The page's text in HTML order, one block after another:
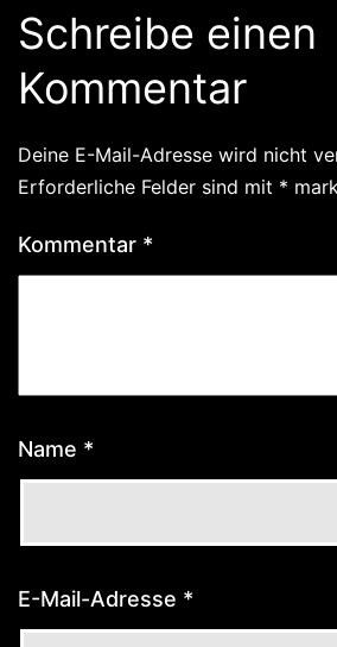
Schreibe einen
Kommentar
Deine E-Mail-Adresse wird nicht
Erforderliche Felder sind mit *
Kommentar *
Name *
E-Mail-Adresse *